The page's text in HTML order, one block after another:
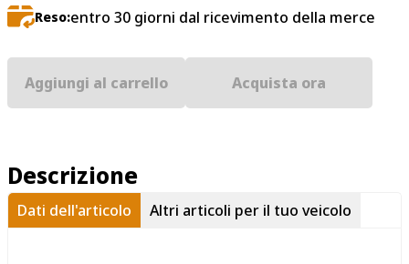
Reso:entro 30 giorni dal ricevimento della merce
Aggiungi al carrello Acquista ora
Descrizione
Dati dell'articolo Altri articoli per il tuo veicolo